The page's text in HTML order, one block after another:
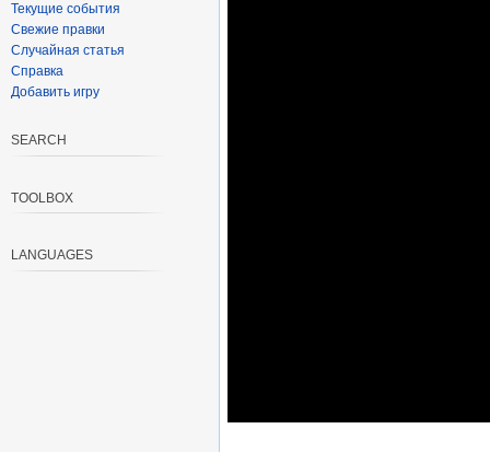
Текущие события
Свежие правки
Случайная статья
Справка
Добавить игру
SEARCH
TOOLBOX
LANGUAGES